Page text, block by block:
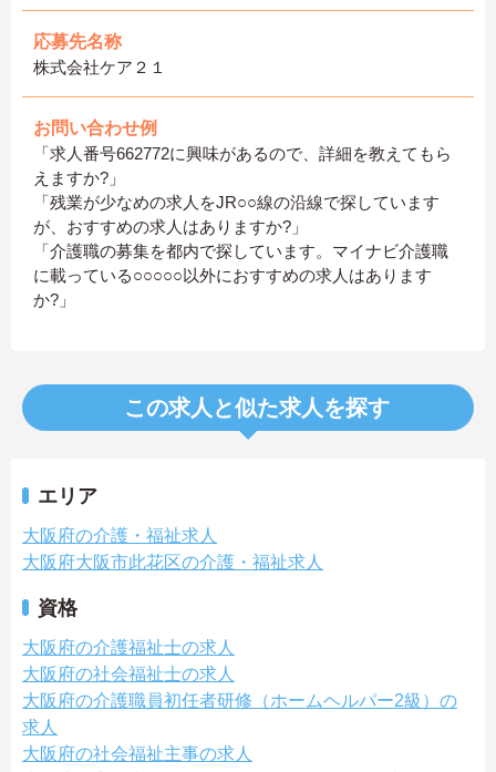
応募先名称
株式会社ケア２１
お問い合わせ例
「求人番号662772に興味があるので、詳細を教えてもら
えますか?」
「残業が少なめの求人をJR○○線の沿線で探しています
が、おすすめの求人はありますか?」
「介護職の募集を都内で探しています。マイナビ介護職
に載っている○○○○○以外におすすめの求人はあります
か?」
この求人と似た求人を探す
エリア
大阪府の介護・福祉求人
大阪府大阪市此花区の介護・福祉求人
資格
大阪府の介護福祉士の求人
大阪府の社会福祉士の求人
大阪府の介護職員初任者研修（ホームヘルパー2級）の
求人
大阪府の社会福祉主事の求人